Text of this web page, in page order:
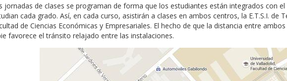
jornadas de clases se programan de forma que los estudiantes están integrados con
cada grado. Así, en cada curso, asistirán a clases en ambos centros, la E.T.S.I. de
de Ciencias Económicas y Empresariales. El hecho de que la distancia entre
favorece el tránsito relajado entre las instalaciones.